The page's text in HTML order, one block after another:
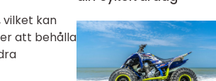
vilket kan
att behålla